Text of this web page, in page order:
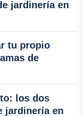
jardinería en
tu propio
de
los dos
jardinería en